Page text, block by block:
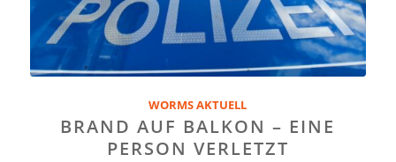
WORMS AKTUELL
BRAND AUF BALKON – EINE
PERSON VERLETZT